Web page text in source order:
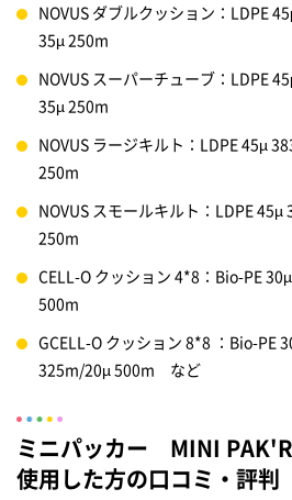
NOVUS ダブルクッション：LDPE
35µ 250m
NOVUS スーパーチューブ：LDPE
35µ 250m
NOVUS ラージキルト：LDPE 45µ
250m
NOVUS スモールキルト：LDPE
250m
CELL-O クッション 4*8：Bio-PE
500m
GCELL-O クッション 8*8 ：Bio-PE
325m/20µ 500m など
ミニパッカー MINI
使用した方の口コミ・評判